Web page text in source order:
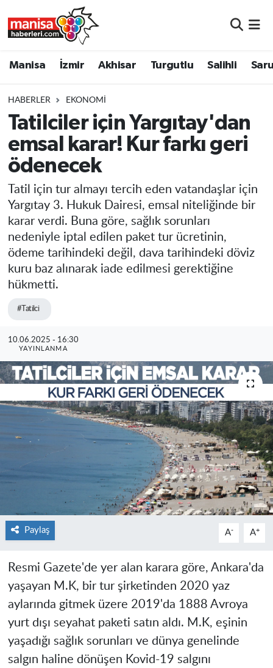
Manisa İzmir Akhisar Turgutlu Salihli
HABERLER EKONOMI
Tatilciler için Yargıtay'dan
emsal karar! Kur farkı geri
ödenecek
Tatil için tur almayı tercih eden vatandaşlar için
Yargıtay 3. Hukuk Dairesi, emsal niteliğinde bir
karar verdi. Buna göre, sağlık sorunları
nedeniyle iptal edilen paket tur ücretinin,
ödeme tarihindeki değil, dava tarihindeki döviz
kuru baz alınarak iade edilmesi gerektiğine
hükmetti.
#Tatilci
10.06.2025 - 16:30
YAYINLANMA
Paylaş A- A+
Resmi Gazete'de yer alan karara göre, Ankara'da
yaşayan M.K, bir tur şirketinden 2020 yaz
aylarında gitmek üzere 2019'da 1888 Avroya
yurt dışı seyahat paketi satın aldı. M.K, eşinin
yaşadığı sağlık sorunları ve dünya genelinde
salgın haline dönüşen Kovid-19 salgını
Turgutlu
Salihli
Saruhanlı
Soma
Resmi İlanlar
Manisa Nöbetçi Eczaneler
Manisa Trafik Yoğunluk Haritası
Süper Lig Puan Durumu ve Fikstür
Tüm Manşetler
Son Dakika Haberleri
Haber Arşivi